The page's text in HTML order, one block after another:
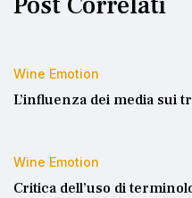
Wine Emotion
L’influenza dei media sui
Wine Emotion
Critica dell’uso di